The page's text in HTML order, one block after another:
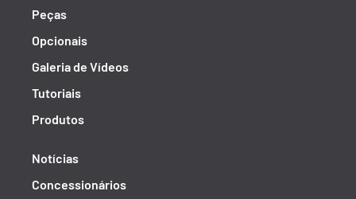
Peças
Opcionais
Galeria de Vídeos
Tutoriais
Produtos
Notícias
Concessionários